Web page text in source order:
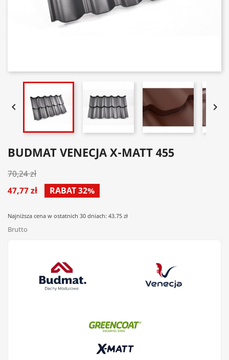
 
BUDMAT VENECJA X-MATT 455
70,24 zł
47,77 zł
RABAT 32%
Najniższa cena w ostatnich 30 dniach: 43.75 zł
Brutto